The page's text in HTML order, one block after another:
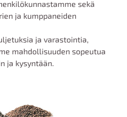
sekä
ja kumppaneiden
ja varastointia,
mahdollisuuden sopeutua
ja kysyntään.